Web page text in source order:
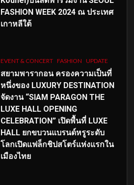
FASHION WEEK 2024 ณ ประเทศ
เกาหลีใต้
EVENT & CONCERT FASHION UPDATE
สยามพารากอน ครองความเป็นที่
หนึ่งของ LUXURY DESTINATION
จัดงาน “SIAM PARAGON THE
LUXE HALL OPENING
CELEBRATION” เปิดพื้นที่ LUXE
HALL ยกขบวนแบรนด์หรูระดับ
โลกเปิดแฟล็กชิปสโตร์แห่งแรกใน
เมืองไทย